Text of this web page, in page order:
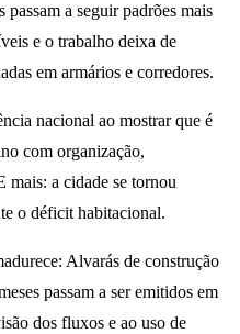
a seguir padrões mais
e o trabalho deixa de
em armários e corredores.
nacional ao mostrar que é
com organização,
mais: a cidade se tornou
o déficit habitacional.
Alvarás de construção
passam a ser emitidos em
dos fluxos e ao uso de